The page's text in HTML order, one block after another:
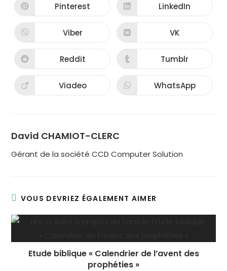
Pinterest LinkedIn
Viber VK
Reddit Tumblr
Viadeo WhatsApp
David CHAMIOT-CLERC
Gérant de la société CCD Computer Solution
VOUS DEVRIEZ ÉGALEMENT AIMER
Etude biblique « Calendrier de l’avent des
prophéties »